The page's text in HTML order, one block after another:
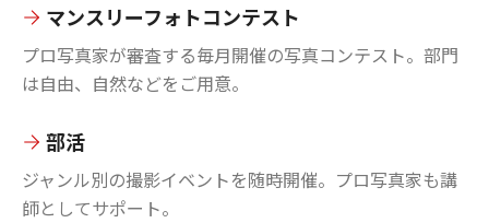
マンスリーフォトコンテスト
プロ写真家が審査する毎月開催の写真コンテスト。部門
は自由、自然などをご用意。
部活
ジャンル別の撮影イベントを随時開催。プロ写真家も講
師としてサポート。